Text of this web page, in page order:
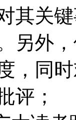
其关
另外
，同
评；